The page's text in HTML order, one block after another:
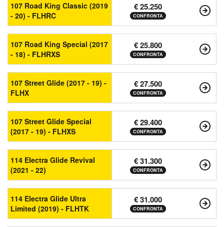
107 Road King Classic (2019
- 20) - FLHRC
€ 25.250
CONFRONTA
107 Road King Special (2017
- 18) - FLHRXS
€ 25.800
CONFRONTA
107 Street Glide (2017 - 19) -
FLHX
€ 27.500
CONFRONTA
107 Street Glide Special
(2017 - 19) - FLHXS
€ 29.400
CONFRONTA
114 Electra Glide Revival
(2021 - 22)
€ 31.300
CONFRONTA
114 Electra Glide Ultra
Limited (2019) - FLHTK
€ 31.000
CONFRONTA